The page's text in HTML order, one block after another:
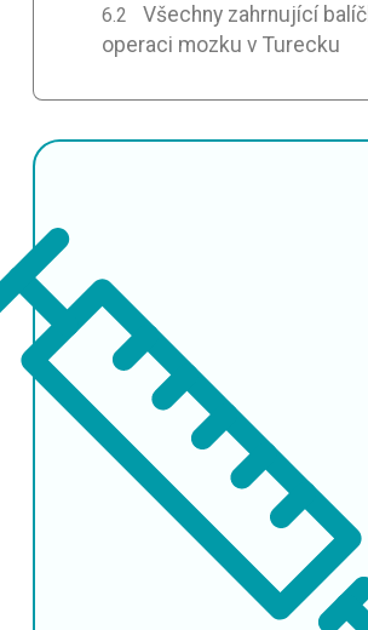
Všechny zahrnující
operaci mozku v Turecku